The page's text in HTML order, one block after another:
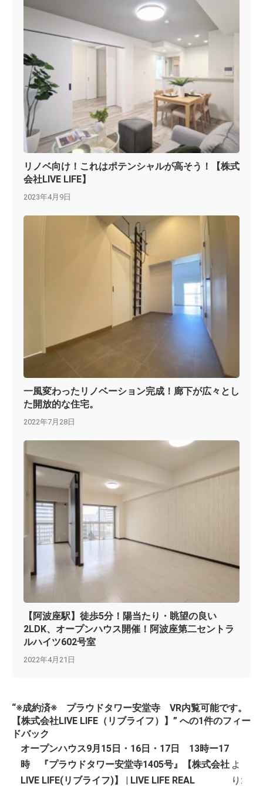
リノベ向け！これはポテンシャルが高そう！【株式
会社LIVE LIFE】
2023年4月9日
一風変わったリノベーション完成！廊下が広々とし
た開放的な住宅。
2022年7月28日
【阿波座駅】徒歩5分！陽当たり・眺望の良い
2LDK、オープンハウス開催！阿波座第二セントラ
ルハイツ602号室
2022年4月21日
“※成約済※ プラウドタワー安堂寺 VR内覧可能です。
【株式会社LIVE LIFE（リブライフ）】” への1件のフィー
ドバック
オープンハウス9月15日・16日・17日 13時ー17
時 『プラウドタワー安堂寺1405号』【株式会社
LIVE LIFE(リブライフ)】 | LIVE LIFE REAL
よ
り: